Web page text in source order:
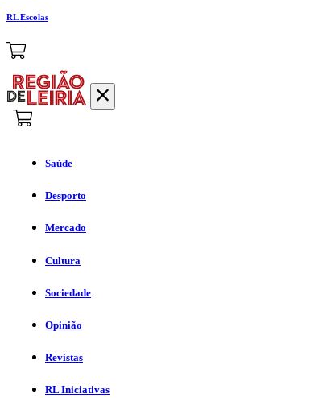
RL Escolas
Saúde
Desporto
Mercado
Cultura
Sociedade
Opinião
Revistas
RL Iniciativas